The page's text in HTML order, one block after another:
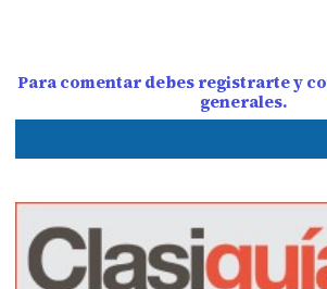
Para comentar debes registrarte y
generales.